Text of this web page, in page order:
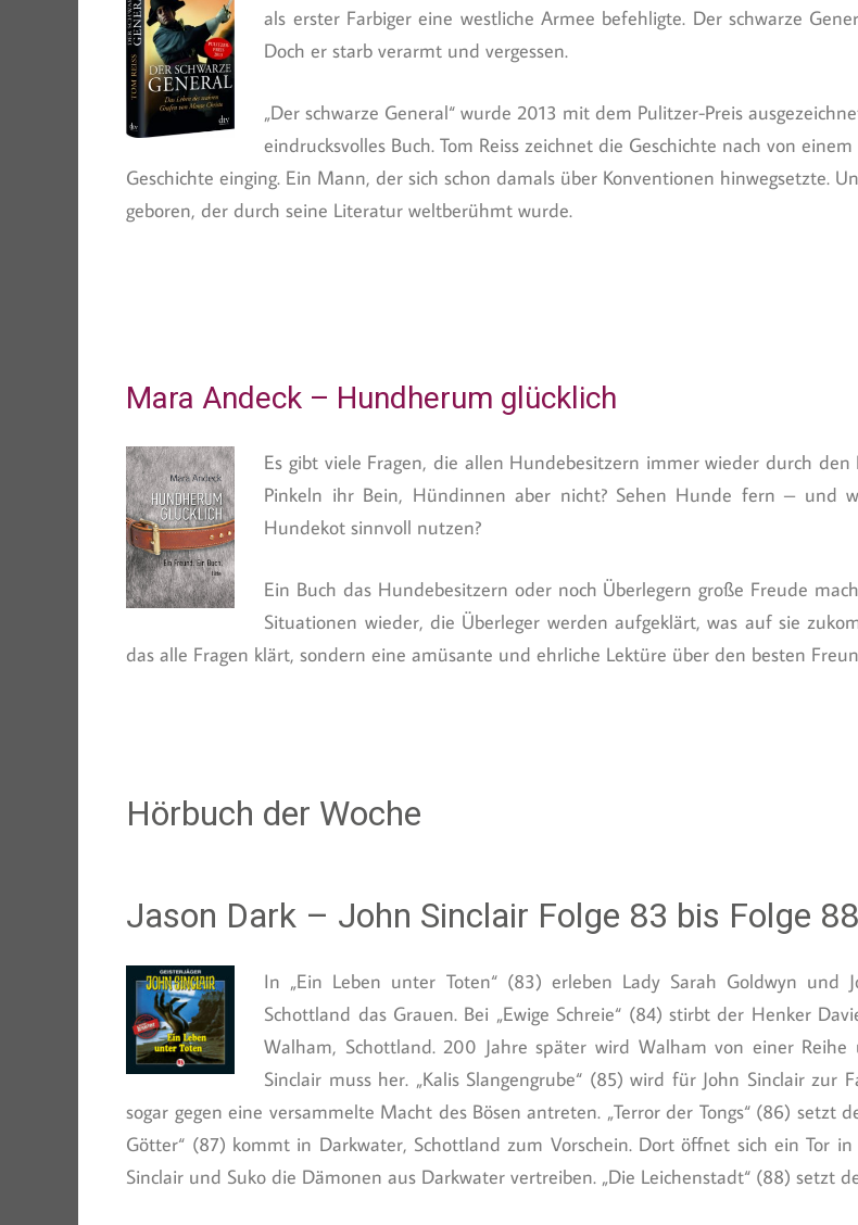
als erster Farbiger eine westliche Armee befehligte. Der schwarze
Doch er starb verarmt und vergessen.
„Der schwarze General“ wurde 2013 mit dem Pulitzer-Preis
eindrucksvolles Buch. Tom Reiss zeichnet die Geschichte nach von
Geschichte einging. Ein Mann, der sich schon damals über Konventionen hinwegsetzte.
geboren, der durch seine Literatur weltberühmt wurde.
Mara Andeck – Hundherum glücklich
Es gibt viele Fragen, die allen Hundebesitzern immer wieder durch
Pinkeln ihr Bein, Hündinnen aber nicht? Sehen Hunde fern – und
Hundekot sinnvoll nutzen?
Ein Buch das Hundebesitzern oder noch Überlegern große Freude
Situationen wieder, die Überleger werden aufgeklärt, was auf sie
das alle Fragen klärt, sondern eine amüsante und ehrliche Lektüre über den besten
Hörbuch der Woche
Jason Dark – John Sinclair Folge 83 bis Folge 88
In „Ein Leben unter Toten“ (83) erleben Lady Sarah Goldwyn und
Schottland das Grauen. Bei „Ewige Schreie“ (84) stirbt der Henker
Walham, Schottland. 200 Jahre später wird Walham von einer Reihe
Sinclair muss her. „Kalis Slangengrube“ (85) wird für John Sinclair zur
sogar gegen eine versammelte Macht des Bösen antreten. „Terror der Tongs“ (86) setzt
Götter“ (87) kommt in Darkwater, Schottland zum Vorschein. Dort öffnet sich ein Tor
Sinclair und Suko die Dämonen aus Darkwater vertreiben. „Die Leichenstadt“ (88) setzt